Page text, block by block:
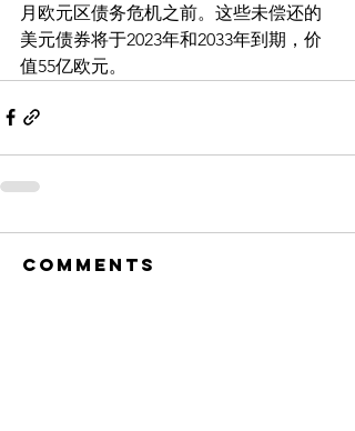
月欧元区债务危机之前。这些未偿还的
美元债券将于2023年和2033年到期，价
值55亿欧元。
Comments